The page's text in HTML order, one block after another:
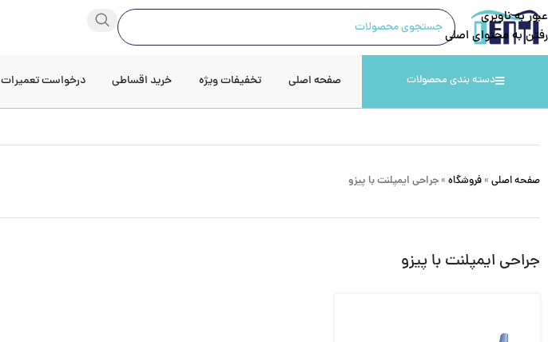
عبور به ناوبری
رفتن به محتوای اصلی
دسته بندی محصولات صفحه اصلی تخفیفات ویژه خرید اقساطی درخواست تعمیرات
صفحه اصلی » فروشگاه » جراحی ایمپلنت با پیزو
جراحی ایمپلنت با پیزو